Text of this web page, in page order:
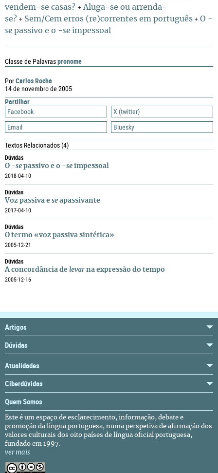
PorCarlos Rocha
14 de novembro de 2005
Partilhar
Facebook
X (twitter)
Email
Bluesky
Textos Relacionados(4)
Dúvidas
O -se passivo e o -se impessoal
2018-04-10
Dúvidas
Voz passiva e se apassivante
2017-04-10
Dúvidas
O termo «voz passiva sintética»
2005-12-21
Dúvidas
A concordância de levar na expressão do tempo
2005-12-16
vendem-se casas? +Aluga-se ou arrenda-
se? + Sem/Cem erros (re)correntes em português + O -
se passivo e o -se impessoal
Classe de Palavraspronome
Artigos
Dúvidas
Atualidades
Ciberdúvidas
Quem Somos
Este é um espaço de esclarecimento, informação, debate e
promoção da língua portuguesa, numa perspetiva de afirmação dos
valores culturais dos oito países de língua oficial portuguesa,
fundado em 1997.
ver mais